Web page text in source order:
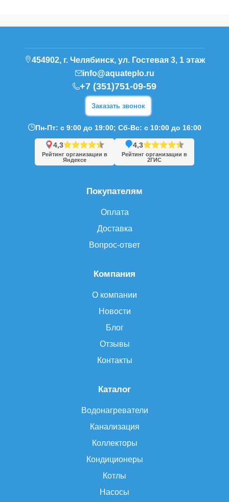
Каталог
Водонагреватели
Канализация
Коллекторы
Кондиционеры
Котлы
Насосы
Компания
О компании
Новости
Блог
Отзывы
Контакты
Покупателям
Оплата
Доставка
Вопрос-ответ
454902, г. Челябинск, ул. Гостевая 3, 1 этаж
info@aquateplo.ru
+7 (351)751-09-59
Заказать звонок
Пн-Пт: с 9:00 до 19:00; Сб-Вс: с 10:00 до 16:00
4,3
Рейтинг организации в
Яндексе
4,3
Рейтинг организации в
2ГИС